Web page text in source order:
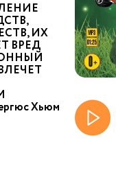
ИХ
ВРЕД
Хьюм